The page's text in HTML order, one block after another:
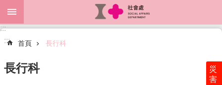
跳到主要內容區塊
進
階
災
害
:::
:::
首頁 長行科
長行科